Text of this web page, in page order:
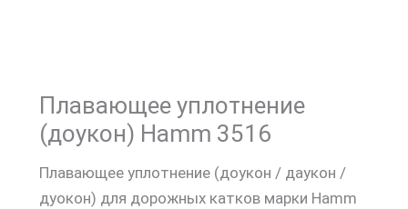
Плавающее уплотнение
(доукон) Hamm 3516
Плавающее уплотнение (доукон / даукон /
дуокон) для дорожных катков марки Hamm